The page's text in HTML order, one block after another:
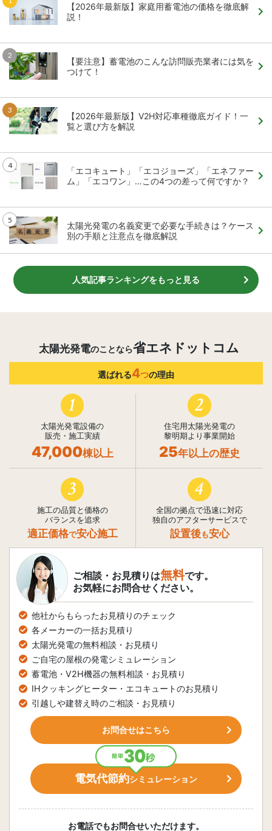
【2026年最新版】家庭用蓄電池の価格を徹底解
説！
【要注意】蓄電池のこんな訪問販売業者には気を
つけて！
【2026年最新版】V2H対応車種徹底ガイド！一
覧と選び方を解説
「エコキュート」「エコジョーズ」「エネファー
ム」「エコワン」…この4つの差って何ですか？
太陽光発電の名義変更で必要な手続きは？ケース
別の手順と注意点を徹底解説
人気記事ランキングをもっと見る
太陽光発電のことなら省エネドットコム
選ばれる4つの理由
1
太陽光発電設備の
販売・施工実績
47,000棟以上
2
住宅用太陽光発電の
黎明期より事業開始
25年以上の歴史
3
施工の品質と価格の
バランスを追求
適正価格で安心施工
4
全国の拠点で迅速に対応
独自のアフターサービスで
設置後も安心
ご相談・お見積りは無料です。
お気軽にお問合せください。
他社からもらったお見積りのチェック
各メーカーの一括お見積り
太陽光発電の無料相談・お見積り
ご自宅の屋根の発電シミュレーション
蓄電池・V2H機器の無料相談・お見積り
IHクッキングヒーター・エコキュートのお見積り
引越しや建替え時のご相談・お見積り
お問合せはこちら
電気代節約シミュレーション
お電話でもお問合せいただけます。